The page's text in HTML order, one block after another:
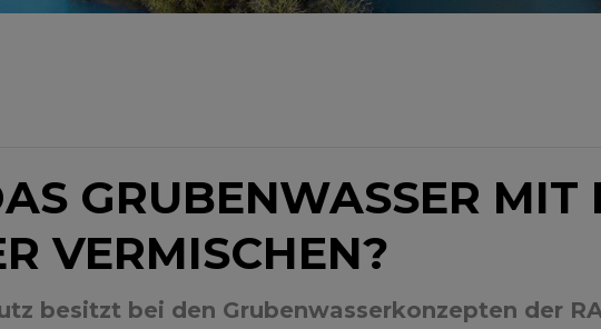
GRUBENWASSER MIT
VERMISCHEN?
besitzt bei den Grubenwasserkonzepten der